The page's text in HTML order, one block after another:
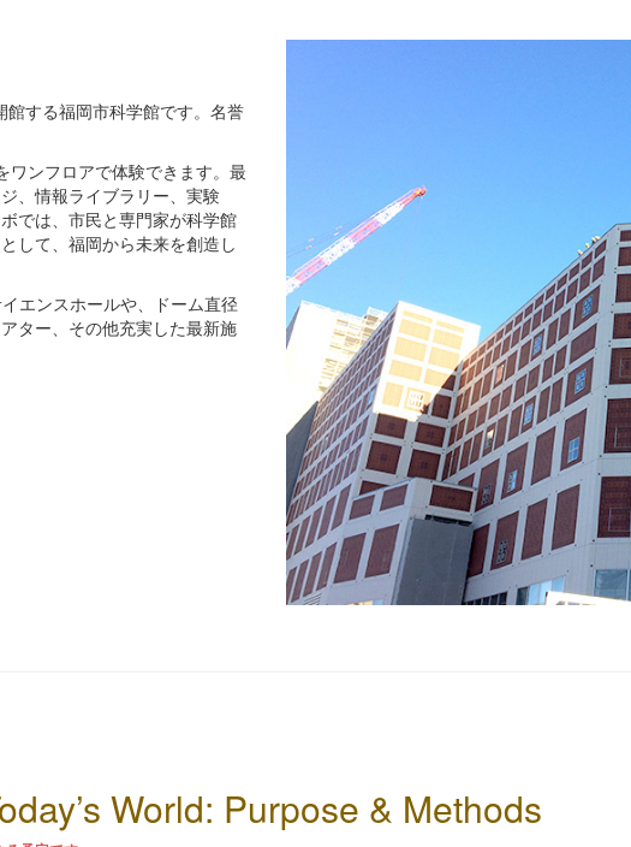
する福岡市科学館です。名誉
ワンフロアで体験できます。最
、情報ライブラリー、実験
では、市民と専門家が科学館
して、福岡から未来を創造し
エンスホールや、ドーム直径
ター、その他充実した最新施
World: Purpose & Methods